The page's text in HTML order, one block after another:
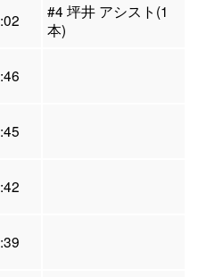
#4 坪井 アシスト(1
本)